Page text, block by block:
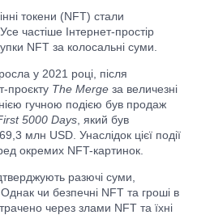
токени (NFT) стали
частіше Інтернет-простір
NFT за колосальні суми.
у 2021 році, після
проєкту The Merge за величезні
гучною подією був продаж
5000 Days , який був
млн USD. Унаслідок цієї події
окремих NFT-картинок.
разючі суми,
чи безпечні NFT та гроші в
через злами NFT та їхні